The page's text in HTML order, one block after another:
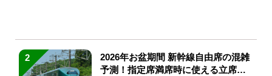
2
2026年お盆期間 新幹線自由席の混雑
予測！指定席満席時に使える立席特